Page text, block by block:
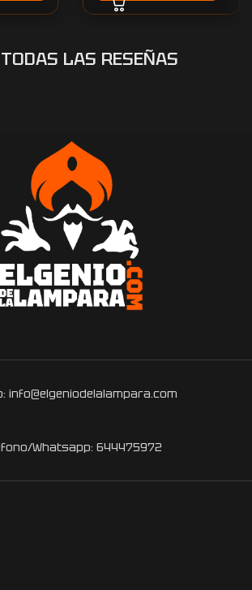
LAS RESEÑAS
info@elgeniodelalampara.com
Whatsapp: 644475972